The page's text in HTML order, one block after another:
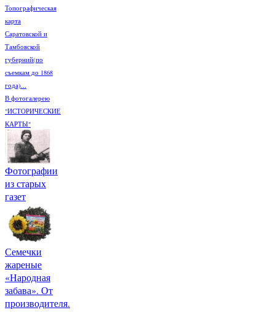
Топографическая
карта
Саратовской и
Тамбовской
губерний(по
съемкам до 1868
года)...
В фотогалерею
"ИСТОРИЧЕСКИЕ
КАРТЫ"
Фотографии
из старых
газет
Семечки
жареные
«Народная
забава». От
производителя.